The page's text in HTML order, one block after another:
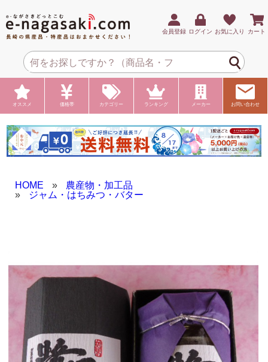
会員登録 ログイン お気に入り カート
オススメ 価格帯 カテゴリー ランキング メーカー お問い合わせ
HOME »
農産物・加工品
»
ジャム・はちみつ・バター